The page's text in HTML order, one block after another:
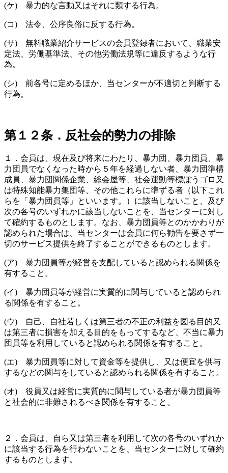
(ケ) 暴力的な言動又はそれに類する行為。
(コ) 法令、公序良俗に反する行為。
(サ) 無料職業紹介サービスの会員登録者において、職業安
定法、労働基準法、その他労働法規等に違反するような行
為。
(シ) 前各号に定めるほか、当センターが不適切と判断する
行為。
第１２条．反社会的勢力の排除
１．会員は、現在及び将来にわたり、暴力団、暴力団員、暴
力団員でなくなった時から５年を経過しない者、暴力団準構
成員、暴力団関係企業、総会屋等、社会運動等標ぼうゴロ又
は特殊知能暴力集団等、その他これらに準ずる者（以下これ
らを「暴力団員等」といいます。）に該当しないこと、及び
次の各号のいずれかに該当しないことを、当センターに対し
て確約するものとします。なお、暴力団員等とのかかわりが
認められた場合は、当センターは会員に何ら勧告を要さず一
切のサービス提供を終了することができるものとします。
(ア) 暴力団員等が経営を支配していると認められる関係を
有すること。
(イ) 暴力団員等が経営に実質的に関与していると認められ
る関係を有すること。
(ウ) 自己、自社若しくは第三者の不正の利益を図る目的又
は第三者に損害を加える目的をもってするなど、不当に暴力
団員等を利用していると認められる関係を有すること。
(エ) 暴力団員等に対して資金等を提供し、又は便宜を供与
するなどの関与をしていると認められる関係を有すること。
(オ) 役員又は経営に実質的に関与している者が暴力団員等
と社会的に非難されるべき関係を有すること。
２．会員は、自ら又は第三者を利用して次の各号のいずれか
に該当する行為を行わないことを、当センターに対して確約
するものとします。